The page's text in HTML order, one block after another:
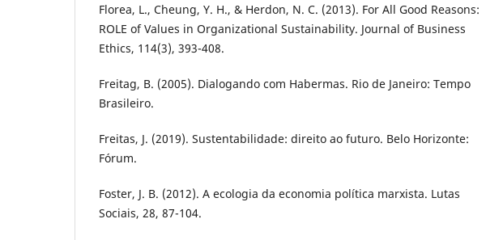
Florea, L., Cheung, Y. H., & Herdon, N. C. (2013). For All Good Reasons:
ROLE of Values in Organizational Sustainability. Journal of Business
Ethics, 114(3), 393-408.
Freitag, B. (2005). Dialogando com Habermas. Rio de Janeiro: Tempo
Brasileiro.
Freitas, J. (2019). Sustentabilidade: direito ao futuro. Belo Horizonte:
Fórum.
Foster, J. B. (2012). A ecologia da economia política marxista. Lutas
Sociais, 28, 87-104.